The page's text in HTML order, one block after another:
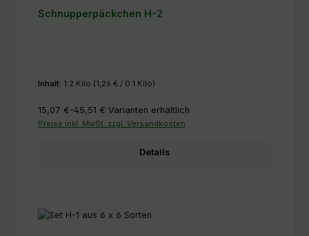
Schnupperpäckchen H-2
Inhalt: 1.2 Kilo (1,26 € / 0.1 Kilo)
15,07 €-45,51 € Varianten erhältlich
Preise inkl. MwSt. zzgl. Versandkosten
Details